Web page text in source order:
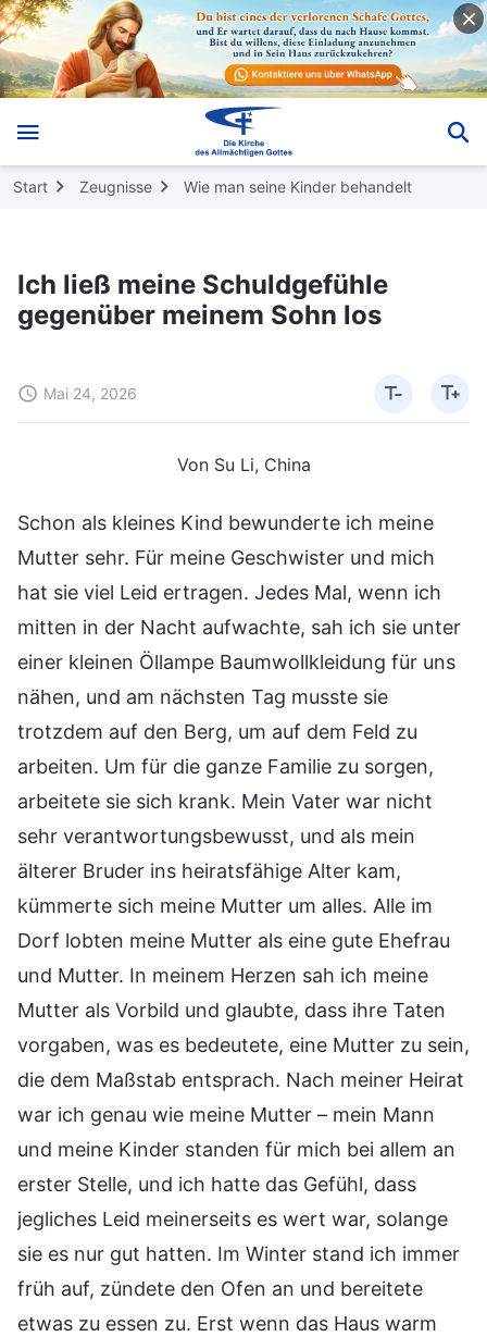
Start Zeugnisse Wie man seine Kinder behandelt
Ich ließ meine Schuldgefühle
gegenüber meinem Sohn los
Mai 24, 2026
Von Su Li, China
Schon als kleines Kind bewunderte ich meine
Mutter sehr. Für meine Geschwister und mich
hat sie viel Leid ertragen. Jedes Mal, wenn ich
mitten in der Nacht aufwachte, sah ich sie unter
einer kleinen Öllampe Baumwollkleidung für uns
nähen, und am nächsten Tag musste sie
trotzdem auf den Berg, um auf dem Feld zu
arbeiten. Um für die ganze Familie zu sorgen,
arbeitete sie sich krank. Mein Vater war nicht
sehr verantwortungsbewusst, und als mein
älterer Bruder ins heiratsfähige Alter kam,
kümmerte sich meine Mutter um alles. Alle im
Dorf lobten meine Mutter als eine gute Ehefrau
und Mutter. In meinem Herzen sah ich meine
Mutter als Vorbild und glaubte, dass ihre Taten
vorgaben, was es bedeutete, eine Mutter zu sein,
die dem Maßstab entsprach. Nach meiner Heirat
war ich genau wie meine Mutter – mein Mann
und meine Kinder standen für mich bei allem an
erster Stelle, und ich hatte das Gefühl, dass
jegliches Leid meinerseits es wert war, solange
sie es nur gut hatten. Im Winter stand ich immer
früh auf, zündete den Ofen an und bereitete
etwas zu essen zu. Erst wenn das Haus warm